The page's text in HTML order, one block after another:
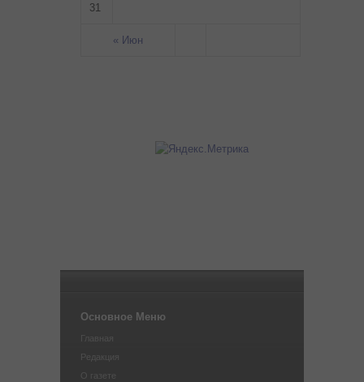
« Июн
31
Основное Меню
Главная
Редакция
О газете